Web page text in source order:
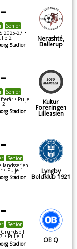
-
Senior
2026-27 •
2
Stadion
Nerashté,
Ballerup
-
Senior
• Pulje
2
Stadion
Kultur
Foreningen
Lilleasien
-
Senior
• Pulje 1
Stadion
Lyngby
Boldklub 1921
-
Senior
Grundspil
• Pulje 1
Stadion
OB Q